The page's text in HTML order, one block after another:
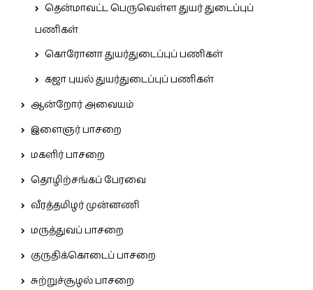
தென்மாவட்ட பெருவெள்ள துயர் துடைப்புப்
பணிகள்
கொரோனா துயர்துடைப்புப் பணிகள்
கஜா புயல் துயர்துடைப்புப் பணிகள்
ஆன்றோர் அவையம்
இளைஞர் பாசறை
மகளிர் பாசறை
தொழிற்சங்கப் பேரவை
வீரத்தமிழர் முன்னணி
மருத்துவப் பாசறை
குருதிக்கொடைப் பாசறை
சுற்றுச்சூழல் பாசறை